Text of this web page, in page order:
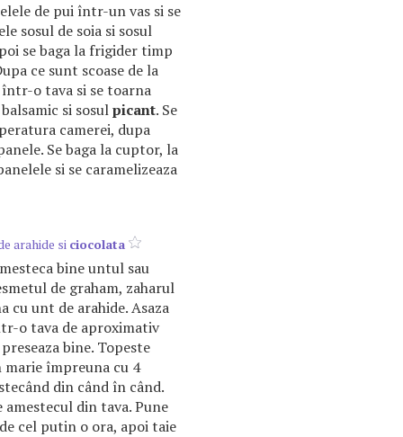
de pui într-un vas si se
sosul de soia si sosul
se baga la frigider timp
ce sunt scoase de la
o tava si se toarna
si sosulpicant. Se
camerei, dupa
Se baga la cuptor, la
si se caramelizeaza
arahide si ciocolata
bine untul sau
de graham, zaharul
cu unt de arahide. Asaza
o tava de aproximativ
bine. Topeste
împreuna cu 4
din când în când.
din tava. Pune
cel putin o ora, apoi taie